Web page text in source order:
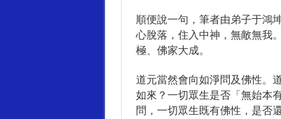
順便說一句，筆者由弟子于鴻
心脫落，住入中神，無敵無我
極、佛家大成。
道元當然會向如淨問及佛性。
如來？一切眾生是否「無始本
問，一切眾生既有佛性，是否